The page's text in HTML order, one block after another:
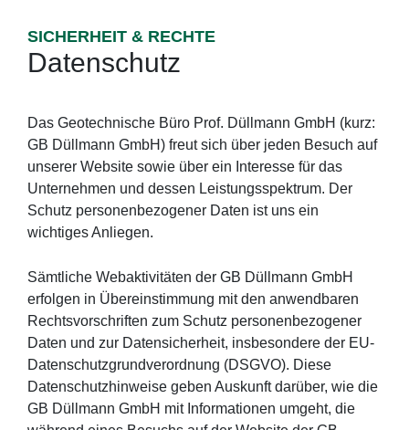
SICHERHEIT & RECHTE
Datenschutz
Das Geotechnische Büro Prof. Düllmann GmbH (kurz:
GB Düllmann GmbH) freut sich über jeden Besuch auf
unserer Website sowie über ein Interesse für das
Unternehmen und dessen Leistungsspektrum. Der
Schutz personenbezogener Daten ist uns ein
wichtiges Anliegen.
Sämtliche Webaktivitäten der GB Düllmann GmbH
erfolgen in Übereinstimmung mit den anwendbaren
Rechtsvorschriften zum Schutz personenbezogener
Daten und zur Datensicherheit, insbesondere der EU-
Datenschutzgrundverordnung (DSGVO). Diese
Datenschutzhinweise geben Auskunft darüber, wie die
GB Düllmann GmbH mit Informationen umgeht, die